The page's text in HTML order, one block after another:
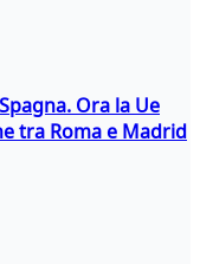
Ora la Ue
tra Roma e Madrid